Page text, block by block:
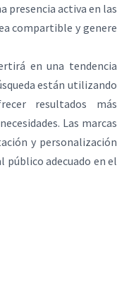
presencia activa en las
compartible y genere
en una tendencia
están utilizando
resultados más
Las marcas
y personalización
público adecuado en el